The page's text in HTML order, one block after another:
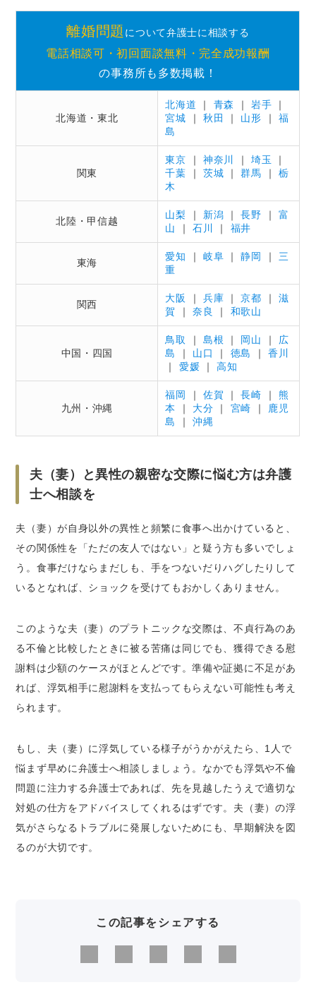
離婚問題 について弁護士に相談する
電話相談可・初回面談無料・完全成功報酬
の事務所も多数掲載！
北海道・東北
北海道 ｜ 青森 ｜岩手 ｜
宮城 ｜ 秋田 ｜ 山形 ｜ 福
島
関東
東京 ｜ 神奈川 ｜埼玉
｜
千葉 ｜ 茨城 ｜群馬 ｜ 栃
木
北陸・甲信越
山梨 ｜ 新潟 ｜長野 ｜ 富
山
｜石川 ｜ 福井
東海
愛知 ｜ 岐阜 ｜静岡 ｜ 三
重
関西
大阪 ｜ 兵庫 ｜京都 ｜ 滋
賀
｜奈良 ｜ 和歌山
中国・四国
鳥取 ｜ 島根 ｜ 岡山 ｜ 広
島
｜ 山口 ｜ 徳島 ｜香川
｜ 愛媛 ｜高知
九州・沖縄
福岡 ｜ 佐賀 ｜長崎 ｜ 熊
本
｜ 大分 ｜ 宮崎 ｜
鹿児
島
｜沖縄
夫（妻）と異性の親密な交際に悩む方は弁護
士へ相談を
夫（妻）が自身以外の異性と頻繁に食事へ出かけていると、
その関係性を「ただの友人ではない」と疑う方も多いでしょ
う。食事だけならまだしも、手をつないだりハグしたりして
いるとなれば、ショックを受けてもおかしくありません。
このような夫（妻）のプラトニックな交際は、不貞行為のあ
る不倫と比較したときに被る苦痛は同じでも、獲得できる慰
謝料は少額のケースがほとんどです。準備や証拠に不足があ
れば、浮気相手に慰謝料を支払ってもらえない可能性も考え
られます。
もし、夫（妻）に浮気している様子がうかがえたら、1人で
悩まず早めに弁護士へ相談しましょう。なかでも浮気や不倫
問題に注力する弁護士であれば、先を見越したうえで適切な
対処の仕方をアドバイスしてくれるはずです。夫（妻）の浮
気がさらなるトラブルに発展しないためにも、早期解決を図
るのが大切です。
この記事をシェアする